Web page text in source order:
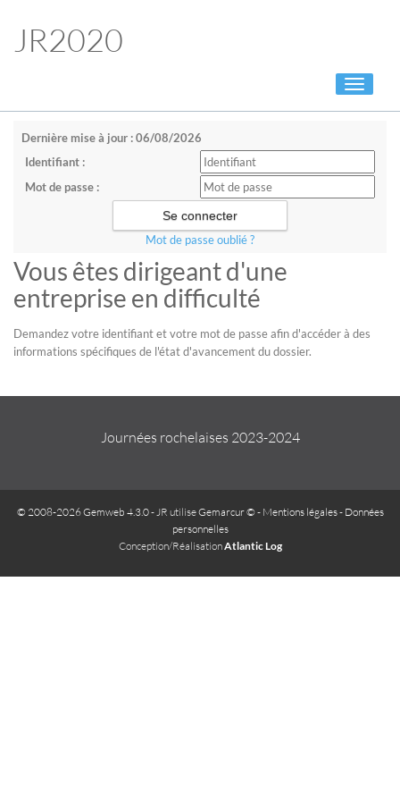
JR2020
Toggle
Dernière mise à jour : 06/08/2026
Identifiant :
Mot de passe :
Mot de passe oublié ?
Vous êtes dirigeant d'une
entreprise en difficulté
Demandez votre identifiant et votre mot de passe afin d'accéder à des
informations spécifiques de l'état d'avancement du dossier.
Journées rochelaises 2023-2024
© 2008-2026 Gemweb 4.3.0- JR utiliseGemarcur © - Mentions légales- Données
personnelles
Conception/RéalisationAtlantic Log